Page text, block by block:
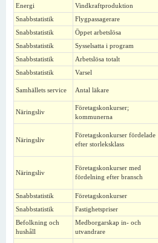
Energi
Vindkraftproduktion
Snabbstatistik
Flygpassagerare
Snabbstatistik
Öppet arbetslösa
Snabbstatistik
Sysselsatta i program
Snabbstatistik
Arbetslösa totalt
Snabbstatistik
Varsel
Samhällets service Antal läkare
Näringsliv
Företagskonkurser;
kommunerna
Näringsliv
Företagskonkurser fördelade
efter storleksklass
Näringsliv
Företagskonkurser med
fördelning efter bransch
Snabbstatistik Företagskonkurser
Snabbstatistik
Fastighetspriser
Befolkning och
hushåll
Medborgarskap in- och
utvandrare